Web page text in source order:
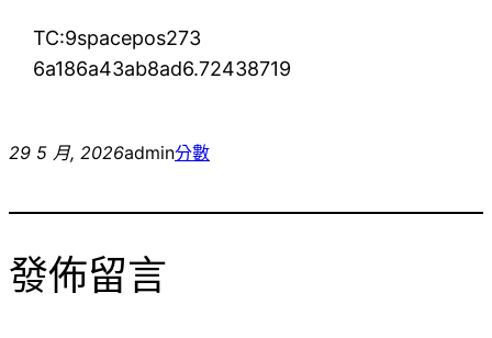
TC:9spacepos273
6a186a43ab8ad6.72438719
29 5 月, 2026admin分數
發佈留言